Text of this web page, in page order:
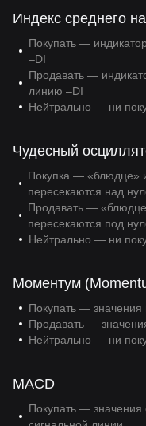
Индекс среднего
Покупать —
–DI
Продавать —
линию –DI
Нейтрально — ни
Чудесный
Покупка — «блюдце»
пересекаются над
Продавать —
пересекаются под
Нейтрально — ни
Моментум
Покупать — значения
Продавать —
Нейтрально — ни
MACD
Покупать — значения